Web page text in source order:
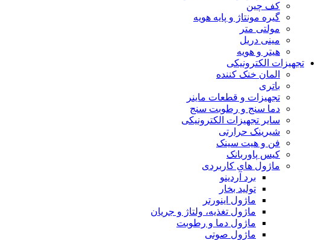
کف چین
گیره مونتاژ و پایه هویه
مولتی متر
مینی دریل
هیتر و هویه
تجهیزات الکترونیکی
المان خنک کننده
باتری
تجهیزات و قطعات ماینر
دما سنج و رطوبت سنج
سایر تجهیزات الکترونیکی
شیرینک حرارتی
فن و هیت سینک
کیس پاوربانک
ماژول های کاربردی
برد آردینو
تولید بخار
ماژول اینورتر
ماژول تغذیه، ولتاژ و جریان
ماژول دما و رطوبت
ماژول صوتی